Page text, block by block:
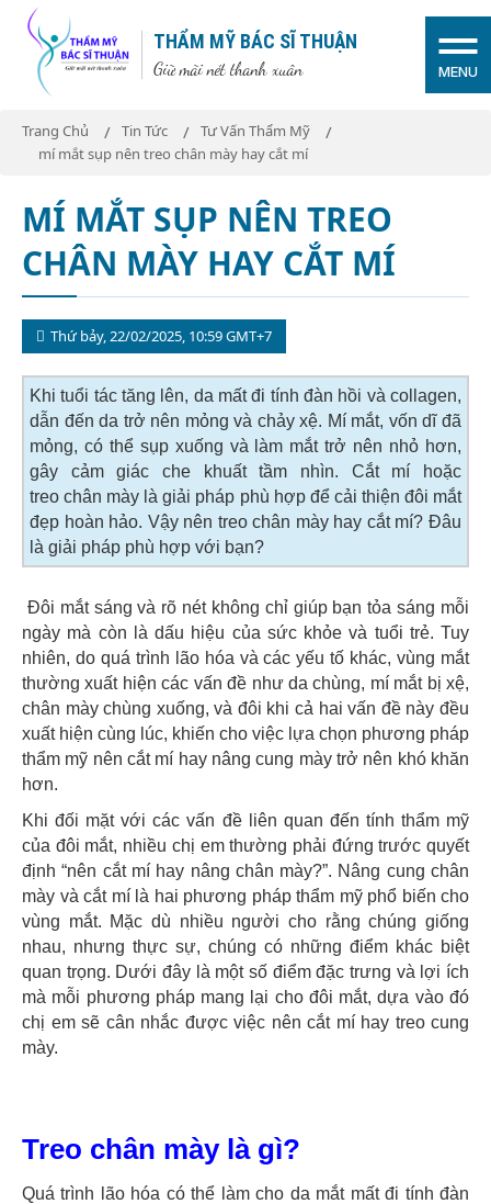
THẨM MỸ BÁC SĨ THUẬN
Giữ mãi nét thanh xuân MENU
Trang Chủ Tin Tức
Tư Vấn Thẩm Mỹ
mí mắt sụp nên treo chân mày hay cắt mí
MÍ MẮT SỤP NÊN TREO
CHÂN MÀY HAY CẮT MÍ
Thứ bảy, 22/02/2025, 10:59 GMT+7
Khi tuổi tác tăng lên, da mất đi tính đàn hồi và collagen,
dẫn đến da trở nên mỏng và chảy xệ. Mí mắt, vốn dĩ đã
mỏng, có thể sụp xuống và làm mắt trở nên nhỏ hơn,
gây cảm giác che khuất tầm nhìn. Cắt mí hoặc
treo chân mày là giải pháp phù hợp để cải thiện đôi mắt
đẹp hoàn hảo. Vậy nên treo chân mày hay cắt mí? Đâu
là giải pháp phù hợp với bạn?
Đôi mắt sáng và rõ nét không chỉ giúp bạn tỏa sáng mỗi
ngày mà còn là dấu hiệu của sức khỏe và tuổi trẻ. Tuy
nhiên, do quá trình lão hóa và các yếu tố khác, vùng mắt
thường xuất hiện các vấn đề như da chùng, mí mắt bị xệ,
chân mày chùng xuống, và đôi khi cả hai vấn đề này đều
xuất hiện cùng lúc, khiến cho việc lựa chọn phương pháp
thẩm mỹ nên cắt mí hay nâng cung mày trở nên khó khăn
hơn.
Khi đối mặt với các vấn đề liên quan đến tính thẩm mỹ
của đôi mắt, nhiều chị em thường phải đứng trước quyết
định “nên cắt mí hay nâng chân mày?”. Nâng cung chân
mày và cắt mí là hai phương pháp thẩm mỹ phổ biến cho
vùng mắt. Mặc dù nhiều người cho rằng chúng giống
nhau, nhưng thực sự, chúng có những điểm khác biệt
quan trọng. Dưới đây là một số điểm đặc trưng và lợi ích
mà mỗi phương pháp mang lại cho đôi mắt, dựa vào đó
chị em sẽ cân nhắc được việc nên cắt mí hay treo cung
mày.
Treo chân mày là gì?
Quá trình lão hóa có thể làm cho da mắt mất đi tính đàn